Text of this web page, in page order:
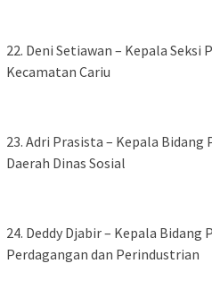
‎22. Deni Setiawan – Kepala Seksi
Kecamatan Cariu
‎23. Adri Prasista – Kepala Bidang
Daerah Dinas Sosial
‎24. Deddy Djabir – Kepala Bidang
Perdagangan dan Perindustrian